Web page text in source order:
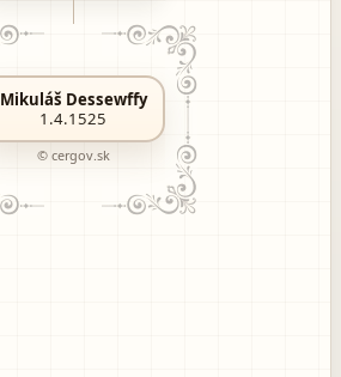
Mikuláš Dessewffy
1.4.1525
© cergov.sk